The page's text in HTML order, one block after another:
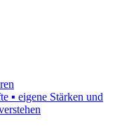
▪ eigene Stärken und